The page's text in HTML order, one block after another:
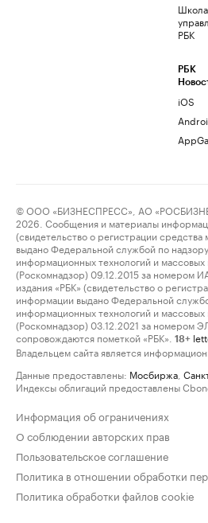
Школа
РБК
РБК
iOS
© ООО «БИЗНЕСПРЕСС», АО
2026. Сообщения и материалы
(свидетельство о регистрации
выдано Федеральной службой по
информационных технологий и
(Роскомнадзор) 09.12.2015 за номером
издания «РБК» (свидетельство о
информации выдано Федеральной
информационных технологий и
(Роскомнадзор) 03.12.2021 за номером
сопровождаются пометкой «РБК».
18+
Владельцем сайта является
Данные предоставлены: Мосбиржа
Индексы облигаций предоставлены
Информация об ограничениях
О соблюдении авторских прав
Пользовательское соглашение
Политика в отношении обработки
Политика обработки файлов cookie